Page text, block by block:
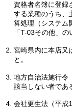
資格者名簿に登録
する業種のうち、
算処理（システム
「T-03その他」
宮崎県内に本店又
と。
地方自治法施行令
該当しない者であ
会社更生法（平成